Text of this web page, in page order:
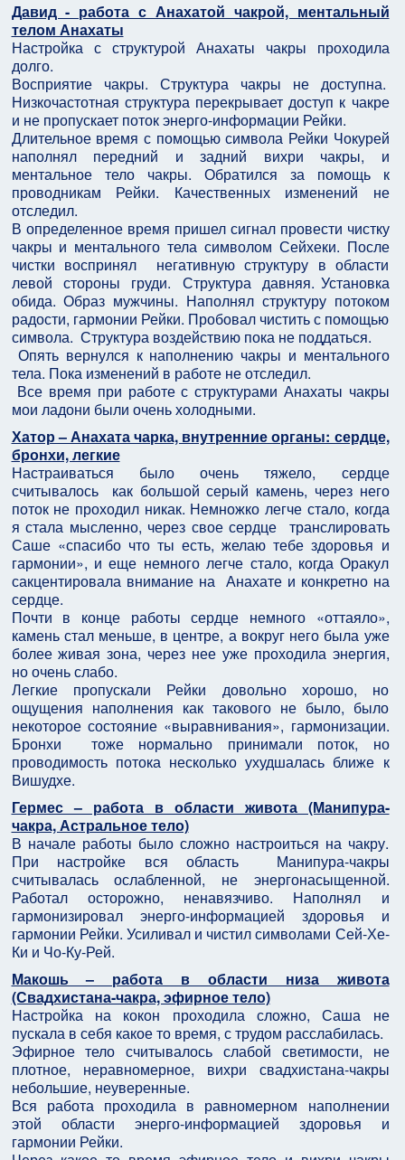
Давид - работа с Анахатой чакрой, ментальный
телом Анахаты
Настройка с структурой Анахаты чакры проходила
долго.
Восприятие чакры. Структура чакры не доступна.
Низкочастотная структура перекрывает доступ к чакре
и не пропускает поток энерго-информации Рейки.
Длительное время с помощью символа Рейки Чокурей
наполнял передний и задний вихри чакры, и
ментальное тело чакры. Обратился за помощь к
проводникам Рейки. Качественных изменений не
отследил.
В определенное время пришел сигнал провести чистку
чакры и ментального тела символом Сейхеки. После
чистки воспринял негативную структуру в области
левой стороны груди. Структура давняя. Установка
обида. Образ мужчины. Наполнял структуру потоком
радости, гармонии Рейки. Пробовал чистить с помощью
символа. Структура воздействию пока не поддаться.
Опять вернулся к наполнению чакры и ментального
тела. Пока изменений в работе не отследил.
Все время при работе с структурами Анахаты чакры
мои ладони были очень холодными.
Хатор – Анахата чарка, внутренние органы: сердце,
бронхи, легкие
Настраиваться было очень тяжело, сердце
считывалось как большой серый камень, через него
поток не проходил никак. Немножко легче стало, когда
я стала мысленно, через свое сердце транслировать
Саше «спасибо что ты есть, желаю тебе здоровья и
гармонии», и еще немного легче стало, когда Оракул
сакцентировала внимание на Анахате и конкретно на
сердце.
Почти в конце работы сердце немного «оттаяло»,
камень стал меньше, в центре, а вокруг него была уже
более живая зона, через нее уже проходила энергия,
но очень слабо.
Легкие пропускали Рейки довольно хорошо, но
ощущения наполнения как такового не было, было
некоторое состояние «выравнивания», гармонизации.
Бронхи тоже нормально принимали поток, но
проводимость потока несколько ухудшалась ближе к
Вишудхе.
Гермес – работа в области живота (Манипура-
чакра, Астральное тело)
В начале работы было сложно настроиться на чакру.
При настройке вся область Манипура-чакры
считывалась ослабленной, не энергонасыщенной.
Работал осторожно, ненавязчиво. Наполнял и
гармонизировал энерго-информацией здоровья и
гармонии Рейки. Усиливал и чистил символами Сей-Хе-
Ки и Чо-Ку-Рей.
Макошь – работа в области низа живота
(Свадхистана-чакра, эфирное тело)
Настройка на кокон проходила сложно, Саша не
пускала в себя какое то время, с трудом расслабилась.
Эфирное тело считывалось слабой светимости, не
плотное, неравномерное, вихри свадхистана-чакры
небольшие, неуверенные.
Вся работа проходила в равномерном наполнении
этой области энерго-информацией здоровья и
гармонии Рейки.